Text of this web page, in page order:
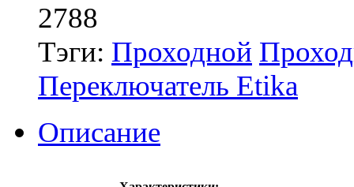
2788
Тэги: Проходной
Переключатель Etika
Описание